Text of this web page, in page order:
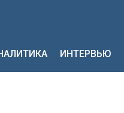
ИНТЕРВЬЮ